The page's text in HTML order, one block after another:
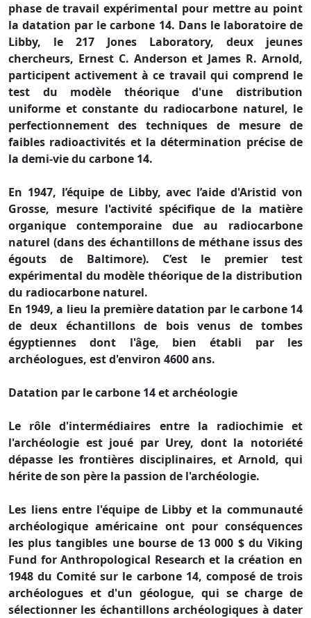
phase de travail expérimental pour mettre au point
la datation par le carbone 14. Dans le laboratoire de
Libby, le 217 Jones Laboratory, deux jeunes
chercheurs, Ernest C. Anderson et James R. Arnold,
participent activement à ce travail qui comprend le
test du modèle théorique d'une distribution
uniforme et constante du radiocarbone naturel, le
perfectionnement des techniques de mesure de
faibles radioactivités et la détermination précise de
la demi-vie du carbone 14.
En 1947, l’équipe de Libby, avec l’aide d'Aristid von
Grosse, mesure l'activité spécifique de la matière
organique contemporaine due au radiocarbone
naturel (dans des échantillons de méthane issus des
égouts de Baltimore). C’est le premier test
expérimental du modèle théorique de la distribution
du radiocarbone naturel.
En 1949, a lieu la première datation par le carbone 14
de deux échantillons de bois venus de tombes
égyptiennes dont l'âge, bien établi par les
archéologues, est d'environ 4600 ans.
Datation par le carbone 14 et archéologie
Le rôle d'intermédiaires entre la radiochimie et
l'archéologie est joué par Urey, dont la notoriété
dépasse les frontières disciplinaires, et Arnold, qui
hérite de son père la passion de l'archéologie.
Les liens entre l'équipe de Libby et la communauté
archéologique américaine ont pour conséquences
les plus tangibles une bourse de 13 000 $ du Viking
Fund for Anthropological Research et la création en
1948 du Comité sur le carbone 14, composé de trois
archéologues et d'un géologue, qui se charge de
sélectionner les échantillons archéologiques à dater